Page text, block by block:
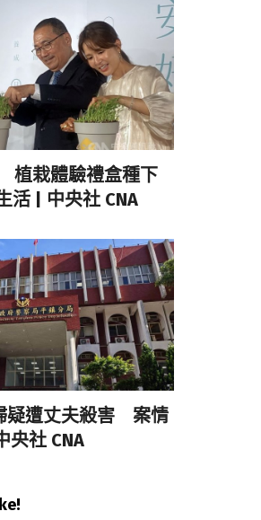
植栽體驗禮盒種下
活 | 中央社 CNA
疑遭丈夫殺害 案情
央社 CNA